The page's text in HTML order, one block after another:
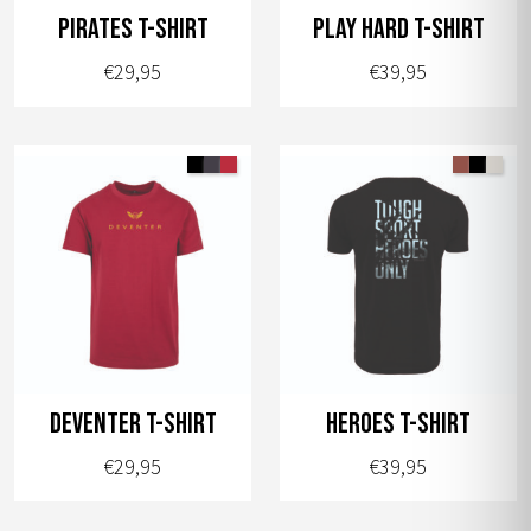
worden
op
de
worden
op
de
Pirates t-shirt
€29,95
product
heeft
meerdere
variaties.
gekozen
worden
op
de
Play Hard t-shirt
€39,95
product
heeft
meerdere
variaties.
Deze
optie
gekozen
worden
op
de
Deventer t-shirt
€29,95
Heroes t-shirt
€39,95